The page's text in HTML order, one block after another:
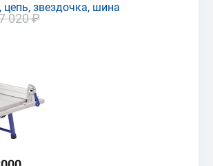
цепь, звездочка, шина
020 ₽